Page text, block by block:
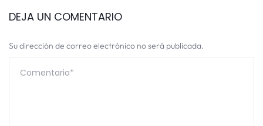
DEJA UN COMENTARIO
Su dirección de correo electrónico no será publicada.